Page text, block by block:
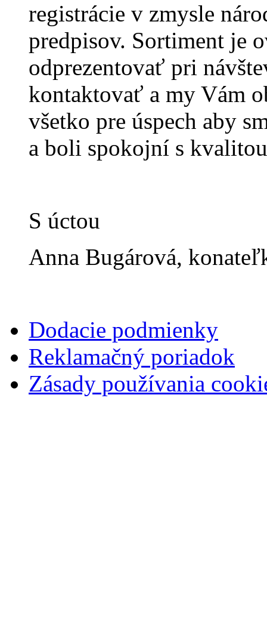
registrácie v zmysle
predpisov. Sortiment je
odprezentovať pri
kontaktovať a my Vám
všetko pre úspech aby
a boli spokojní s
S úctou
Anna Bugárová,
Dodacie podmienky
Reklamačný poriadok
Zásady používania